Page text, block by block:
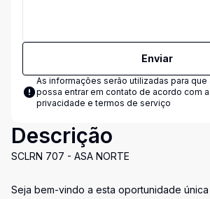
Enviar
As informações serão utilizadas para que
possa entrar em contato de acordo com a
privacidade e termos de serviço
Descrição
SCLRN 707 - ASA NORTE
Seja bem-vindo a esta oportunidade única